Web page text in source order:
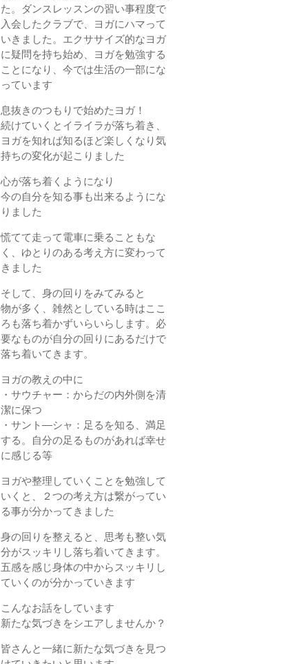
た。ダンスレッスンの習い事程度で
入会したクラブで、ヨガにハマって
いきました。エクササイズ的なヨガ
に疑問を持ち始め、ヨガを勉強する
ことになり、今では生活の一部にな
っています
息抜きのつもりで始めたヨガ！
続けていくとイライラが落ち着き、
ヨガを知れば知るほど楽しくなり気
持ちの変化が起こりました
心が落ち着くようになり
今の自分を知る事も出来るようにな
りました
慌てて走って電車に乗ることもな
く、ゆとりのある考え方に変わって
きました
そして、身の回りをみてみると
物が多く、雑然としている時はここ
ろも落ち着かずいらいらします。必
要なものが自分の回りにあるだけで
落ち着いてきます。
ヨガの教えの中に
・サウチャー：からだの内外側を清
潔に保つ
・サント―シャ：足るを知る、満足
する。自分の足るものがあれば幸せ
に感じる等
ヨガや整理していくことを勉強して
いくと、２つの考え方は繋がってい
る事が分かってきました
身の回りを整えると、思考も整い気
分がスッキリし落ち着いてきます。
五感を感じ身体の中からスッキリし
ていくのが分かっていきます
こんなお話をしています
新たな気づきをシエアしませんか？
皆さんと一緒に新たな気づきを見つ